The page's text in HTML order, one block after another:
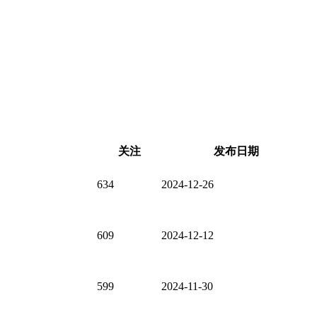
关注 发布日期
634 2024-12-26
609 2024-12-12
599 2024-11-30